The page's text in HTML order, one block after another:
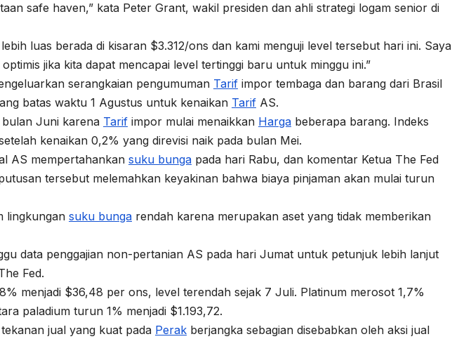
safe haven,” kata Peter Grant, wakil presiden dan ahli strategi logam senior di
luas berada di kisaran $3.312/ons dan kami menguji level tersebut hari ini. Saya
jika kita dapat mencapai level tertinggi baru untuk minggu ini.”
serangkaian pengumuman Tarif impor tembaga dan barang dari Brasil
batas waktu 1 Agustus untuk kenaikan Tarif AS.
Juni karena Tarif impor mulai menaikkan Harga beberapa barang. Indeks
kenaikan 0,2% yang direvisi naik pada bulan Mei.
AS mempertahankan suku bunga pada hari Rabu, dan komentar Ketua The Fed
tersebut melemahkan keyakinan bahwa biaya pinjaman akan mulai turun
lingkungan suku bunga rendah karena merupakan aset yang tidak memberikan
data penggajian non-pertanian AS pada hari Jumat untuk petunjuk lebih lanjut
Fed.
menjadi $36,48 per ons, level terendah sejak 7 Juli. Platinum merosot 1,7%
paladium turun 1% menjadi $1.193,72.
jual yang kuat pada Perak berjangka sebagian disebabkan oleh aksi jual